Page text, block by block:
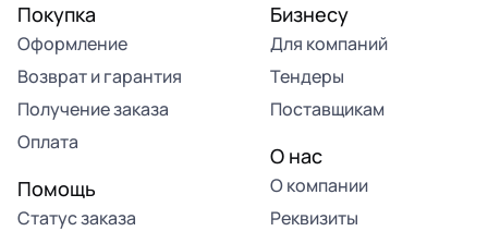
Покупка
Оформление
Возврат и гарантия
Получение заказа
Оплата
Помощь
Статус заказа
Бизнесу
Для компаний
Тендеры
Поставщикам
О нас
О компании
Реквизиты